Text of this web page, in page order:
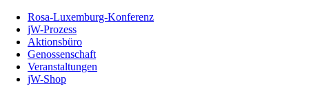
Inhalt
Seite
Rosa-Luxemburg-Konferenz
jW-Prozess
Aktionsbüro
Genossenschaft
Veranstaltungen
jW-Shop